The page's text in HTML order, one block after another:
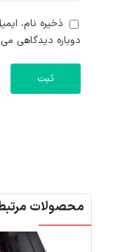
ذخیره نام،
دوباره دیدگاهی
محصولات